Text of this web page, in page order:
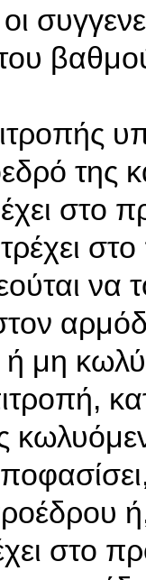
της
στο
ή μη
στο